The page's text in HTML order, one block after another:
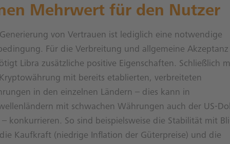
Mehrwert für den Nutzer
von Vertrauen ist lediglich eine notwendige
Für die Verbreitung und allgemeine Akzeptanz
Libra zusätzliche positive Eigenschaften. Schließlich
mit bereits etablierten, verbreiteten
in den einzelnen Ländern – dies kann in
mit schwachen Währungen auch der US-
– konkurrieren. So sind beispielsweise die Stabilität mit
Kaufkraft (niedrige Inflation der Güterpreise) und die